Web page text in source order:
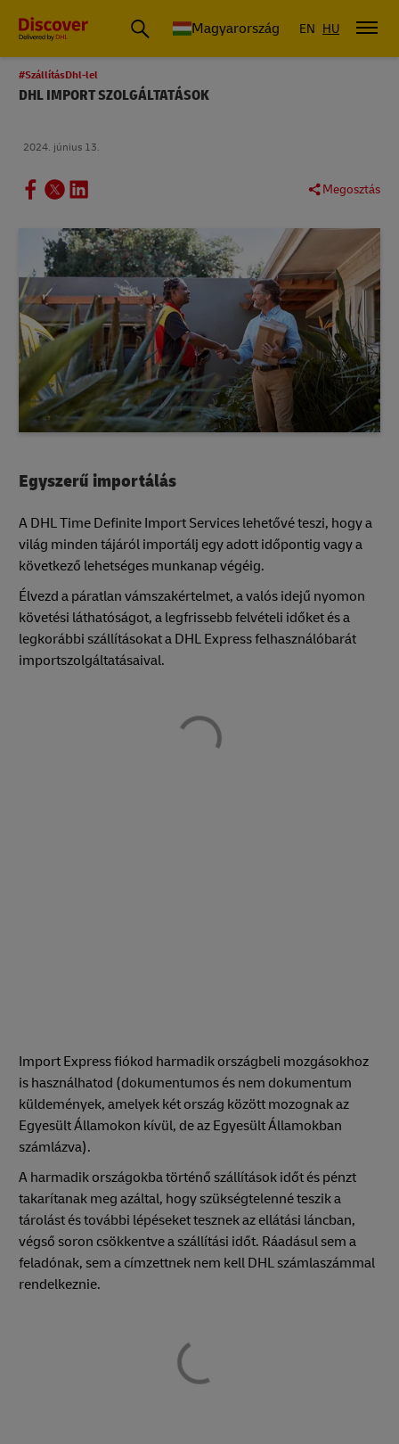
Magyarország EN HU
#SzállításDhl-lel
DHL IMPORT SZOLGÁLTATÁSOK
2024. június 13.
Megosztás
Egyszerű importálás
A DHL Time Definite Import Services lehetővé teszi, hogy a
világ minden tájáról importálj egy adott időpontig vagy a
következő lehetséges munkanap végéig.
Élvezd a páratlan vámszakértelmet, a valós idejű nyomon
követési láthatóságot, a legfrissebb felvételi időket és a
legkorábbi szállításokat a DHL Express felhasználóbarát
importszolgáltatásaival.
Import Express fiókod harmadik országbeli mozgásokhoz
is használhatod (dokumentumos és nem dokumentum
küldemények, amelyek két ország között mozognak az
Egyesült Államokon kívül, de az Egyesült Államokban
számlázva).
A harmadik országokba történő szállítások időt és pénzt
takarítanak meg azáltal, hogy szükségtelenné teszik a
tárolást és további lépéseket tesznek az ellátási láncban,
végső soron csökkentve a szállítási időt. Ráadásul sem a
feladónak, sem a címzettnek nem kell DHL számlaszámmal
rendelkeznie.